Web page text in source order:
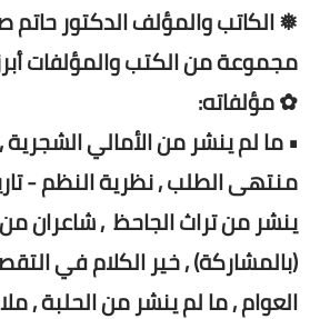
❅ الكاتب والمؤلف الدكتور حاتم
مجموعة من الكتب والمؤلفات
✿ مؤلفاته:
• ما لم ينشر من الأمالي
منتهى الطلب , نظرية النظم -
ينشر من تراث الجاحظ , شاعران
(بالمشاركة) , خير الكلام في
العوام , ما لم ينشر من الحلبة ,